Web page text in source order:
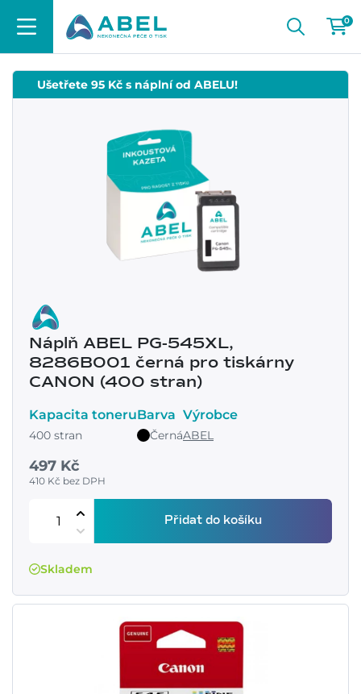
0
Ušetřete 95 Kč s náplní od ABELU!
Náplň ABEL PG-545XL,
8286B001 černá pro tiskárny
CANON (400 stran)
Kapacita toneru
400 stran
Barva
Černá
Výrobce
ABEL
497 Kč
410 Kč bez DPH
Přidat do košíku
Skladem